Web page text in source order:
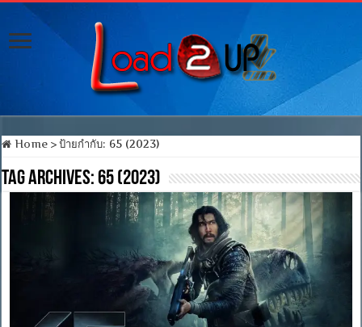
Home > ป้ายกำกับ: 65 (2023)
Tag Archives:65 (2023)